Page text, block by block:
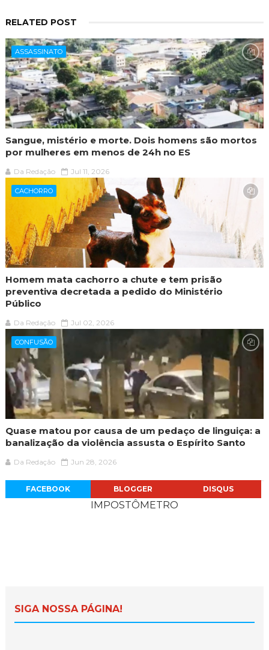
RELATED POST
ASSASSINATO
Sangue, mistério e morte. Dois homens são mortos
por mulheres em menos de 24h no ES
Da Redação Jul 11, 2026
CACHORRO
Homem mata cachorro a chute e tem prisão
preventiva decretada a pedido do Ministério
Público
Da Redação Jul 02, 2026
CONFUSÃO
Quase matou por causa de um pedaço de linguiça: a
banalização da violência assusta o Espírito Santo
Da Redação Jun 28, 2026
FACEBOOK BLOGGER DISQUS
IMPOSTÔMETRO
SIGA NOSSA PÁGINA!